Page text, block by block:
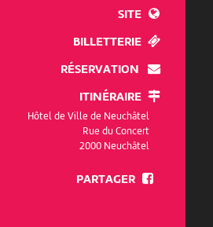
SITE
BILLETTERIE
RÉSERVATION
ITINÉRAIRE
Hôtel de Ville de Neuchâtel
Rue du Concert
2000 Neuchâtel
PARTAGER